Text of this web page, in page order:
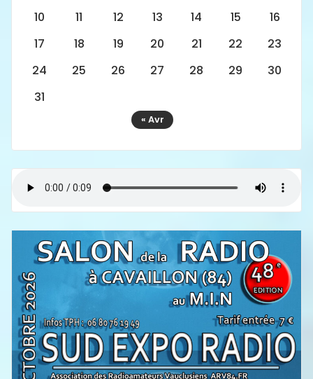
10
11 12 13 14 15
16
17
18 19 20 21 22
23
24
25 26 27 28 29
30
31
« Avr